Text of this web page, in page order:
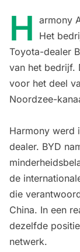
H armony
Het
Toyota-dealer
van het bedrijf.
voor het deel
Noordzee-
Harmony werd
dealer. BYD
de
die
China. In een
dezelfde positie
netwerk.